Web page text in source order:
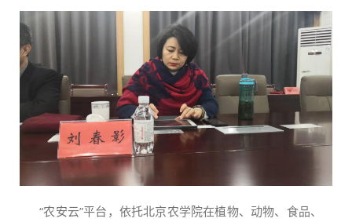
“农安云”平台，依托北京农学院在植物、动物、食品、